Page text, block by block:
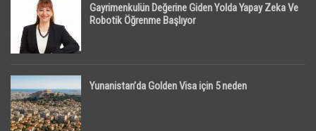
Gayrimenkulün Değerine Giden Yolda Yapay Zeka Ve
Robotik Öğrenme Başlıyor
Yunanistan’da Golden Visa için 5 neden